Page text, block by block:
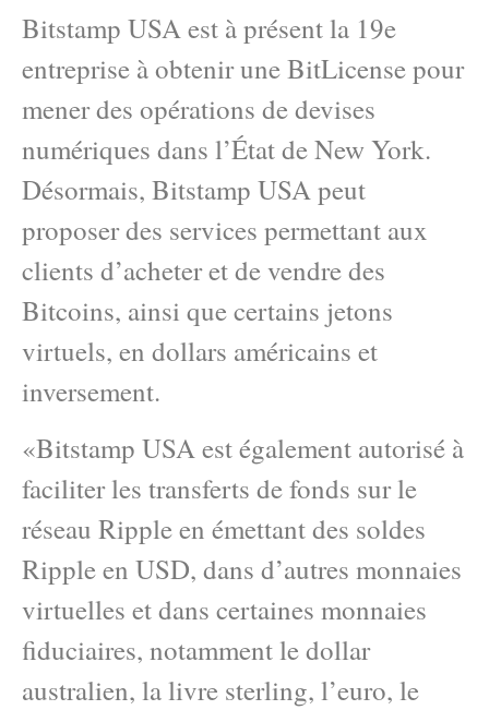
Bitstamp USA est à présent la 19e
entreprise à obtenir une BitLicense pour
mener des opérations de devises
numériques dans l’État de New York.
Désormais, Bitstamp USA peut
proposer des services permettant aux
clients d’acheter et de vendre des
Bitcoins, ainsi que certains jetons
virtuels, en dollars américains et
inversement.
«Bitstamp USA est également autorisé à
faciliter les transferts de fonds sur le
réseau Ripple en émettant des soldes
Ripple en USD, dans d’autres monnaies
virtuelles et dans certaines monnaies
fiduciaires, notamment le dollar
australien, la livre sterling, l’euro, le